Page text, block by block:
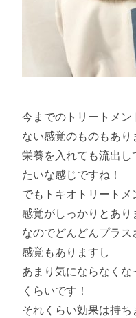
今までのトリートメ
ない感覚のものもあり
栄養を入れても流出
たいな感じですね！
でもトキオトリート
感覚がしっかりとあり
なのでどんどんプラ
感覚もありますし
あまり気にならなく
くらいです！
それくらい効果は持ち